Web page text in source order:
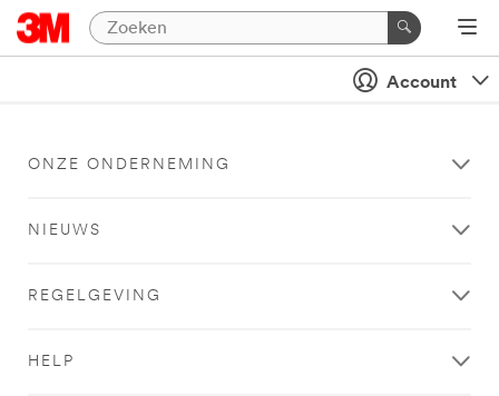
Account
ONZE ONDERNEMING
NIEUWS
REGELGEVING
HELP